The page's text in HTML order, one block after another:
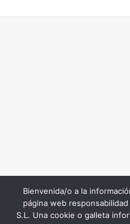
Bienvenida/o a la
página web
S.L. Una cookie o galleta